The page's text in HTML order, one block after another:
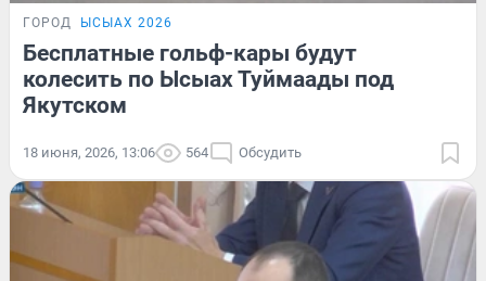
ГОРОД ЫСЫАХ 2026
Бесплатные гольф-кары будут
колесить по Ысыах Туймаады под
Якутском
18 июня, 2026, 13:06 564 Обсудить